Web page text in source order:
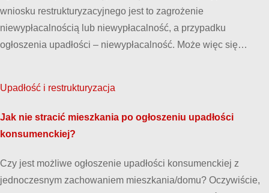
wniosku restrukturyzacyjnego jest to zagrożenie
niewypłacalnością lub niewypłacalność, a przypadku
ogłoszenia upadłości – niewypłacalność. Może więc się…
Upadłość i restrukturyzacja
Jak nie stracić mieszkania po ogłoszeniu upadłości
konsumenckiej?
Czy jest możliwe ogłoszenie upadłości konsumenckiej z
jednoczesnym zachowaniem mieszkania/domu? Oczywiście,